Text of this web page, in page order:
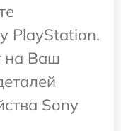
PlayStation.
на Ваш
Sony